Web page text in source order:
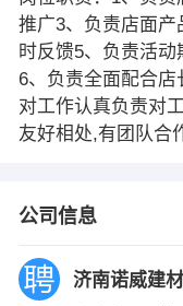
推广3、负责店面
时反馈5、负责活
6、负责全面配合店
对工作认真负责对
友好相处,有团队合
公司信息
济南诺威建